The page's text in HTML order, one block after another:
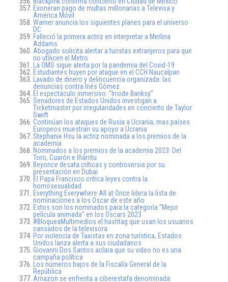
Exoneran pago de multas millonarias a Televisa y
América Móvil
Warner anuncia los siguientes planes para el universo
DC
Falleció la primera actriz en interpretar a Merlina
Addams
Abogado solicita alertar a turistas extranjeros para que
no utilicen el Metro
La OMS sigue alerta por la pandemia del Covid-19
Estudiantes huyen por ataque en el CCH Naucalpan
Lavado de dinero y delincuencia organizada: las
denuncias contra Inés Gómez
El espectáculo inmersivo: “Inside Banksy”
Senadores de Estados Unidos investigan a
Ticketmaster por irregularidades en concierto de Taylor
Swift
Continúan los ataques de Rusia a Ucrania, mas países
Europeos muestran su apoyo a Ucrania
Stephanie Hsu la actriz nominada a los premios de la
academia
Nominados a los premios de la academia 2023: Del
Toro, Cuarón e Iñárritu
Beyonce desata críticas y controversia por su
presentación en Dubai
El Papa Francisco critica leyes contra la
homosexualidad
Everything Everywhere All at Once lidera la lista de
nominaciones a los Oscar de este año
Estos son los nominados para la categoría ”Mejor
película animada” en los Oscars 2023
#BloqueaMultimedios el hashtag que usan los usuarios
cansados de la televisora
Por violencia de Taxistas en zona turística, Estados
Unidos lanza alerta a sus ciudadanos
Giovanni Dos Santos aclara que su video no es una
campaña política
Los números bajos de la Fiscalía General de la
República
Amazon se enfrenta a ciberestafa denominada: